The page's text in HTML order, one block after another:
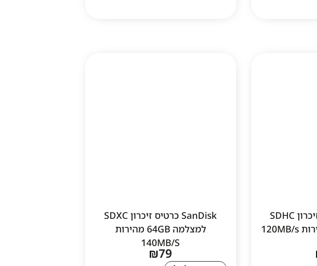
SanDisk כרטיס זיכרון SDHC
SanDisk כרטיס זיכרון SDXC
למצלמה 64GB מהירות
140MB/S
₪79